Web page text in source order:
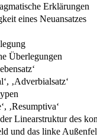
Erklärungen
eines Neuansatzes
Überlegungen
‚Adverbialsatz‘
‚Resumptiva‘
Linearstruktur des
und das linke